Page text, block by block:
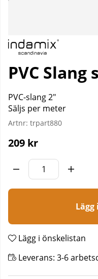
PVC Slang
PVC-slang 2"
Säljs per meter
Artnr: trpart880
209 kr
Lägg i önskelistan
Leverans: 3-6